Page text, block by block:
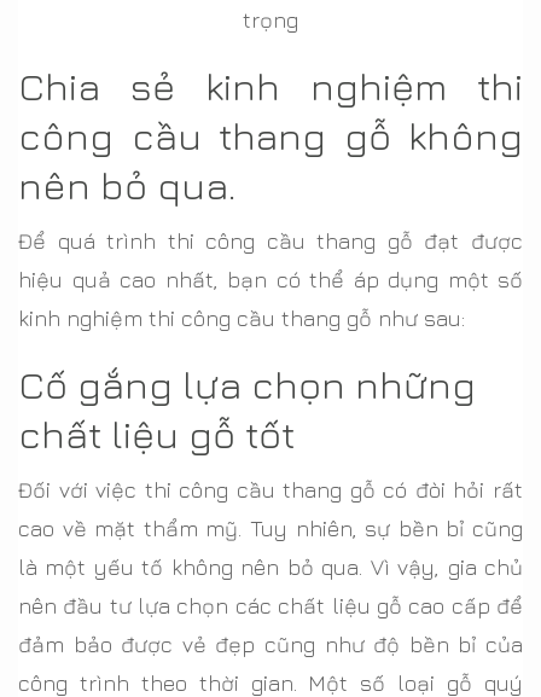
trọng
Chia sẻ kinh nghiệm thi
công cầu thang gỗ không
nên bỏ qua.
Để quá trình thi công cầu thang gỗ đạt được
hiệu quả cao nhất, bạn có thể áp dụng một số
kinh nghiệm thi công cầu thang gỗ như sau:
Cố gắng lựa chọn những
chất liệu gỗ tốt
Đối với việc thi công cầu thang gỗ có đòi hỏi rất
cao về mặt thẩm mỹ. Tuy nhiên, sự bền bỉ cũng
là một yếu tố không nên bỏ qua. Vì vậy, gia chủ
nên đầu tư lựa chọn các chất liệu gỗ cao cấp để
đảm bảo được vẻ đẹp cũng như độ bền bỉ của
công trình theo thời gian. Một số loại gỗ quý